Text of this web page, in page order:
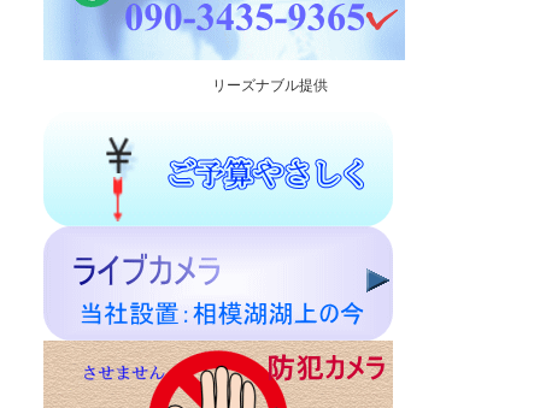
リーズナブル提供